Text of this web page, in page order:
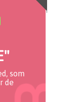
som
de